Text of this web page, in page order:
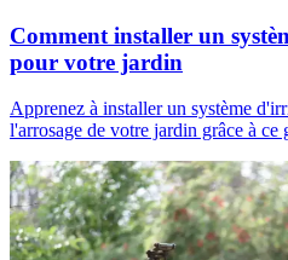
Comment installer un
pour votre jardin
Apprenez à installer un système
l'arrosage de votre jardin grâce à ce